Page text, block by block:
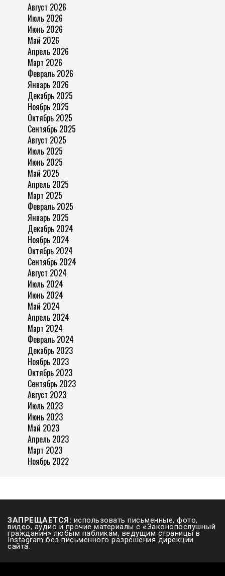
Август 2026
Июль 2026
Июнь 2026
Май 2026
Апрель 2026
Март 2026
Февраль 2026
Январь 2026
Декабрь 2025
Ноябрь 2025
Октябрь 2025
Сентябрь 2025
Август 2025
Июль 2025
Июнь 2025
Май 2025
Апрель 2025
Март 2025
Февраль 2025
Январь 2025
Декабрь 2024
Ноябрь 2024
Октябрь 2024
Сентябрь 2024
Август 2024
Июль 2024
Июнь 2024
Май 2024
Апрель 2024
Март 2024
Февраль 2024
Декабрь 2023
Ноябрь 2023
Октябрь 2023
Сентябрь 2023
Август 2023
Июль 2023
Июнь 2023
Май 2023
Апрель 2023
Март 2023
Ноябрь 2022
ЗАПРЕЩАЕТСЯ: использовать письменные, фото,
видео, аудио и прочие материалы с «Законопослушный
гражданин» любым пабликам, ведущим страницы в
Instagram без письменного разрешения дирекции
сайта.